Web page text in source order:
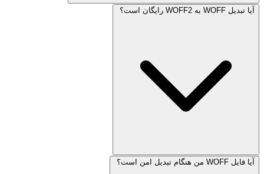
آیا تبدیل WOFF به WOFF2 رایگان است؟
آیا فایل WOFF من هنگام تبدیل امن است؟